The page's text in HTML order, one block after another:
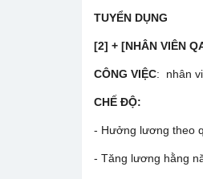
TUYỂN DỤNG
[2] + [NHÂN VIÊN
CÔNG VIỆC: nhân
CHẾ ĐỘ:
- Hưởng lương theo
- Tăng lương hằng